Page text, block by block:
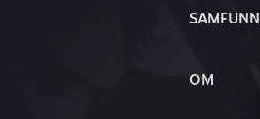
SAMFUNN
OM